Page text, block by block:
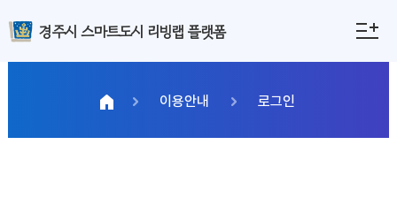
경주시 스마트도시 리빙랩 플랫폼
이용안내 로그인